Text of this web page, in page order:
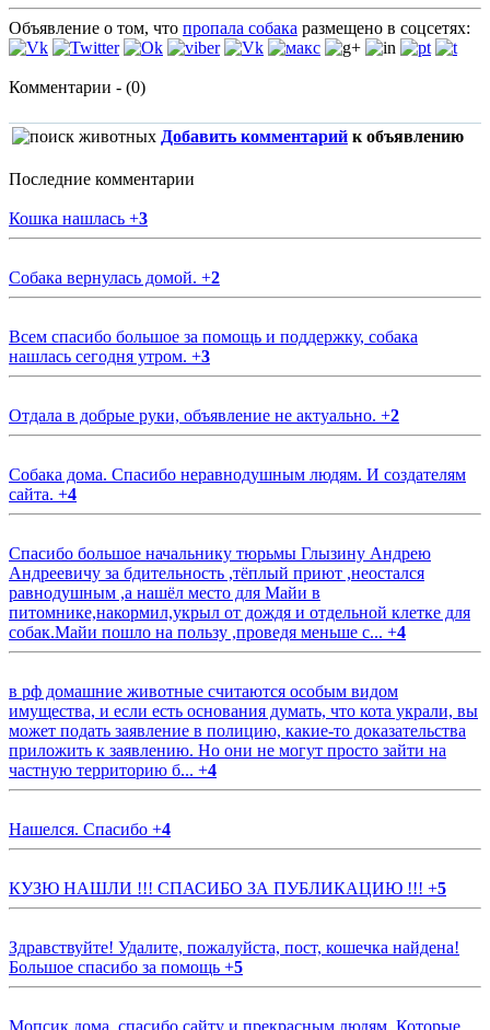
Объявление о том, что пропала собака размещено в соцсетях:
Комментарии - (0)
Добавить комментарий к объявлению
Последние комментарии
Кошка нашлась +3
Собака вернулась домой. +2
Всем спасибо большое за помощь и поддержку, собака
нашлась сегодня утром. +3
Отдала в добрые руки, объявление не актуально. +2
Собака дома. Спасибо неравнодушным людям. И создателям
сайта. +4
Спасибо большое начальнику тюрьмы Глызину Андрею
Андреевичу за бдительность ,тёплый приют ,неостался
равнодушным ,а нашёл место для Майи в
питомнике,накормил,укрыл от дождя и отдельной клетке для
собак.Майи пошло на пользу ,проведя меньше с... +4
в рф домашние животные считаются особым видом
имущества, и если есть основания думать, что кота украли, вы
может подать заявление в полицию, какие-то доказательства
приложить к заявлению. Но они не могут просто зайти на
частную территорию б... +4
Нашелся. Спасибо +4
КУЗЮ НАШЛИ !!! СПАСИБО ЗА ПУБЛИКАЦИЮ !!! +5
Здравствуйте! Удалите, пожалуйста, пост, кошечка найдена!
Большое спасибо за помощь +5
Мопсик дома, спасибо сайту и прекрасным людям. Которые